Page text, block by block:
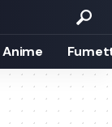
Anime